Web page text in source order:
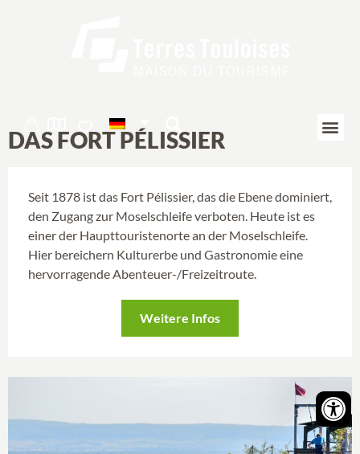
DAS FORT PÉLISSIER
Seit 1878 ist das Fort Pélissier, das die Ebene dominiert,
den Zugang zur Moselschleife verboten. Heute ist es
einer der Haupttouristenorte an der Moselschleife.
Hier bereichern Kulturerbe und Gastronomie eine
hervorragende Abenteuer-/Freizeitroute.
Weitere Infos